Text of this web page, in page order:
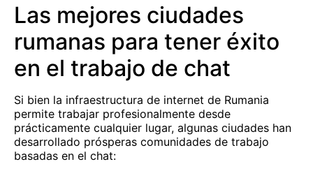
Las mejores ciudades
rumanas para tener éxito
en el trabajo de chat
Si bien la infraestructura de internet de Rumania
permite trabajar profesionalmente desde
prácticamente cualquier lugar, algunas ciudades han
desarrollado prósperas comunidades de trabajo
basadas en el chat: